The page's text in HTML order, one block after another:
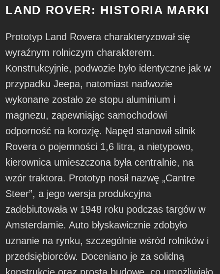
LAND ROVER: HISTORIA MARKI
Prototyp Land Rovera charakteryzował się
wyraźnym rolniczym charakterem.
Konstrukcyjnie, podwozie było identyczne jak w
przypadku Jeepa, natomiast nadwozie
wykonane zostało ze stopu aluminium i
magnezu, zapewniając samochodowi
odporność na korozję. Napęd stanowił silnik
Rovera o pojemności 1,6 litra, a nietypowo,
kierownica umieszczona była centralnie, na
wzór traktora. Prototyp nosił nazwę „Cantre
Steer”, a jego wersja produkcyjna
zadebiutowała w 1948 roku podczas targów w
Amsterdamie. Auto błyskawicznie zdobyło
uznanie na rynku, szczególnie wśród rolników i
przedsiębiorców. Doceniano je za solidną